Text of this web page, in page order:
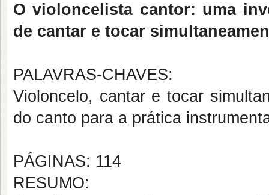
O violoncelista cantor: uma
de cantar e tocar
PALAVRAS-CHAVES:
Violoncelo, cantar e tocar
do canto para a prática
PÁGINAS: 114
RESUMO: